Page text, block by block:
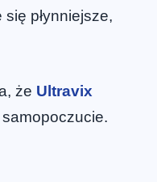
płynniejsze,
że Ultravix